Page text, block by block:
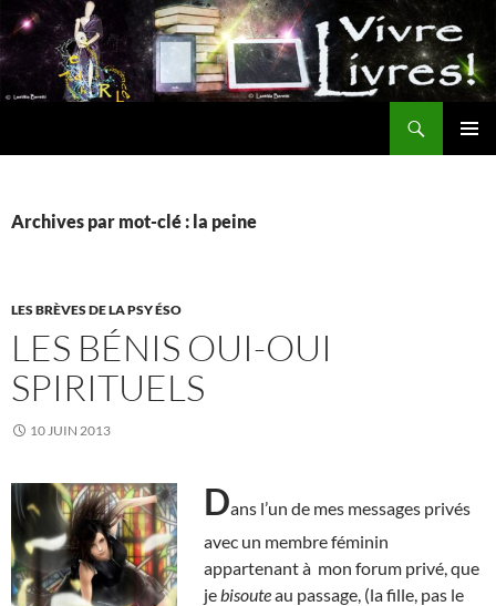
Aller
au
contenu
Archives par mot-clé : la peine
LES BRÈVES DE LA PSY ÉSO
LES BÉNIS OUI-OUI
SPIRITUELS
10 JUIN 2013
Dans l’un de mes messages privés
avec un membre féminin
appartenant à mon forum privé, que
je bisouteau passage, (la fille, pas le